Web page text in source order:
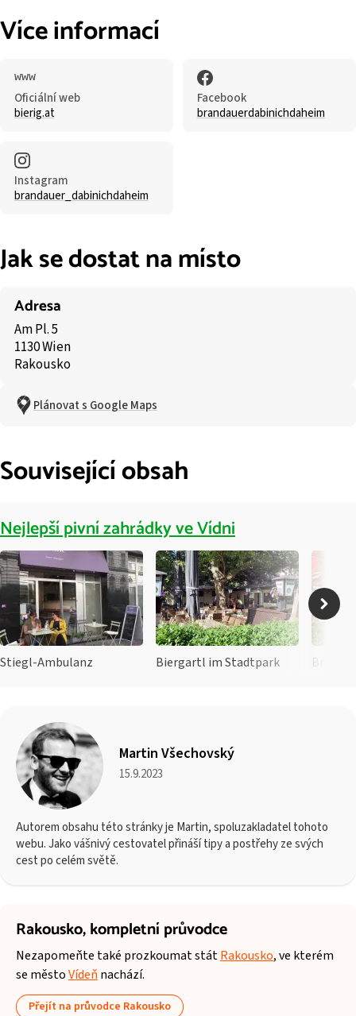
Více informací
Oficiální web
bierig.at
Facebook
brandauerdabinichdaheim
Instagram
brandauer_dabinichdaheim
Jak se dostat na místo
Adresa
Am Pl. 5
1130 Wien
Rakousko
Plánovat s Google Maps
Související obsah
Nejlepší pivní zahrádky ve Vídni
Stiegl-Ambulanz Biergartl im Stadtpark
Martin Všechovský
15.9.2023
Autorem obsahu této stránky je Martin, spoluzakladatel tohoto
webu. Jako vášnivý cestovatel přináší tipy a postřehy ze svých
cest po celém světě.
Rakousko,kompletní průvodce
Nezapomeňte také prozkoumat státRakousko, ve kterém
se městoVídeň nachází.
Přejít na průvodce Rakousko